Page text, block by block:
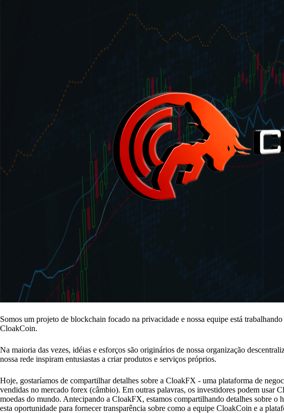
Somos um projeto de blockchain focado na privacidade e nossa equipe está
CloakCoin.
Na maioria das vezes, idéias e esforços são originários de nossa organização
nossa rede inspiram entusiastas a criar produtos e serviços próprios.
Hoje, gostaríamos de compartilhar detalhes sobre a CloakFX - uma plataforma de
vendidas no mercado forex (câmbio). Em outras palavras, os investidores podem usar
moedas do mundo. Antecipando a CloakFX, estamos compartilhando detalhes sobre
esta oportunidade para fornecer transparência sobre como a equipe CloakCoin e a